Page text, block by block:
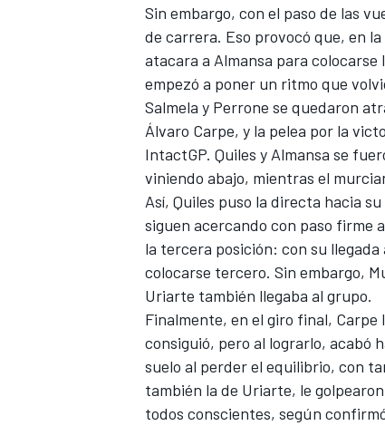
MÁS CATEGORÍAS
Sin embargo, con el paso de las
de carrera. Eso provocó que, en
atacara a Almansa para
empezó a poner un ritmo que
Salmela y Perrone se quedaron
Álvaro Carpe, y la pelea por la
IntactGP. Quiles y Almansa se
viniendo abajo, mientras el
Así, Quiles puso la directa hacia
siguen acercando con paso firme
la tercera posición: con su llegada
colocarse tercero. Sin embargo,
Uriarte también llegaba al grupo.
Finalmente, en el giro final,
consiguió, pero al lograrlo, acabó
suelo al perder el equilibrio, con
también la de Uriarte, le
todos conscientes, según